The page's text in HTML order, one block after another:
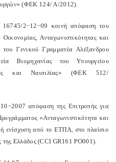
(ΦΕΚ 124/ Α/2012).
2−12−09 κοινή απόφαση του
Ανταγωνιστικότητας και
του Γενικού Γραμματέα Αλέξανδρου
Βιομηχανίας του Υπουργείου
και Ναυτιλίας» (ΦΕΚ 512/
απόφαση της Επιτροπής για
«Ανταγωνιστικότητα και
ενίσχυση από το ΕΤΠΑ, στο πλαίσιο
της Ελλάδος (CCI GR161 PO001).